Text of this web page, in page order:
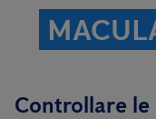
Controllare